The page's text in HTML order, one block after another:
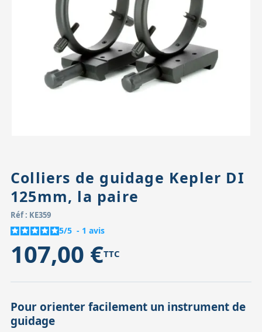
Accessoires pour montures
Têtes
Pièces détachées
Colliers de guidage Kepler DI
125mm, la paire
Réf : KE359
5/5 - 1 avis
107,00 €TTC
Pour orienter facilement un instrument de
guidage